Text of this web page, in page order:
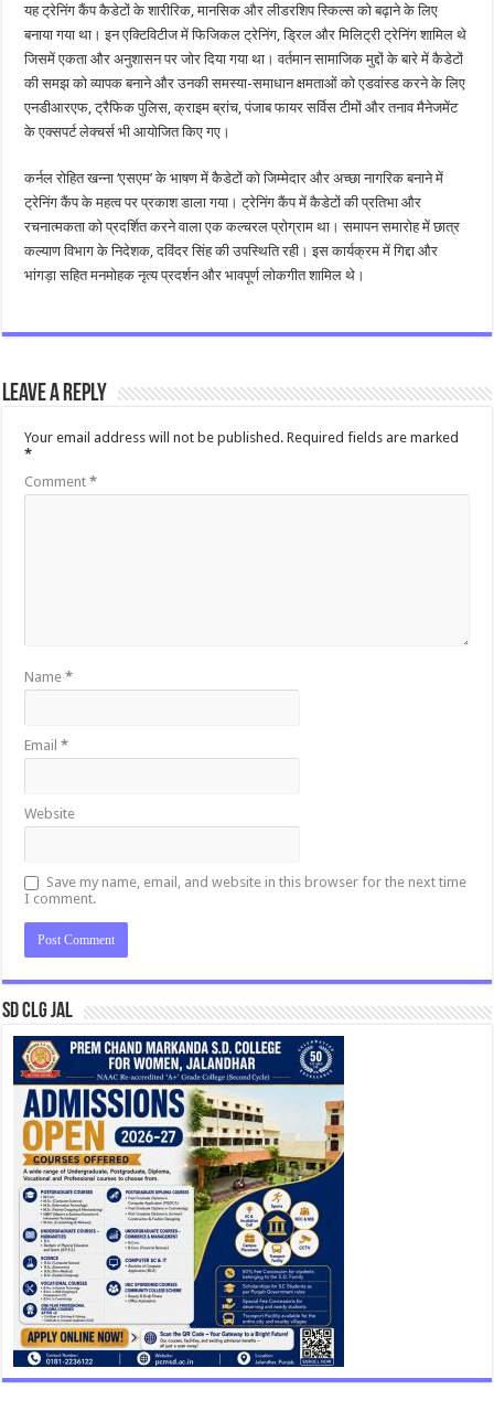
यह ट्रेनिंग कैंप कैडेटों के शारीरिक, मानसिक और लीडरशिप स्किल्स को बढ़ाने के लिए
बनाया गया था। इन एक्टिविटीज में फिजिकल ट्रेनिंग, ड्रिल और मिलिट्री ट्रेनिंग शामिल थे
जिसमें एकता और अनुशासन पर जोर दिया गया था। वर्तमान सामाजिक मुद्दों के बारे में कैडेटों
की समझ को व्यापक बनाने और उनकी समस्या-समाधान क्षमताओं को एडवांस्ड करने के लिए
एनडीआरएफ, ट्रैफिक पुलिस, क्राइम ब्रांच, पंजाब फायर सर्विस टीमों और तनाव मैनेजमेंट
के एक्सपर्ट लेक्चर्स भी आयोजित किए गए।
कर्नल रोहित खन्ना ‘एसएम’ के भाषण में कैडेटों को जिम्मेदार और अच्छा नागरिक बनाने में
ट्रेनिंग कैंप के महत्व पर प्रकाश डाला गया। ट्रेनिंग कैंप में कैडेटों की प्रतिभा और
रचनात्मकता को प्रदर्शित करने वाला एक कल्चरल प्रोग्राम था। समापन समारोह में छात्र
कल्याण विभाग के निदेशक, दविंदर सिंह की उपस्थिति रही। इस कार्यक्रम में गिद्दा और
भांगड़ा सहित मनमोहक नृत्य प्रदर्शन और भावपूर्ण लोकगीत शामिल थे।
Leave a Reply
Your email address will not be published. Required fields are marked
*
Comment*
Name*
Email*
Website
Save my name, email, and website in this browser for the next time
I comment.
SD CLG JAL